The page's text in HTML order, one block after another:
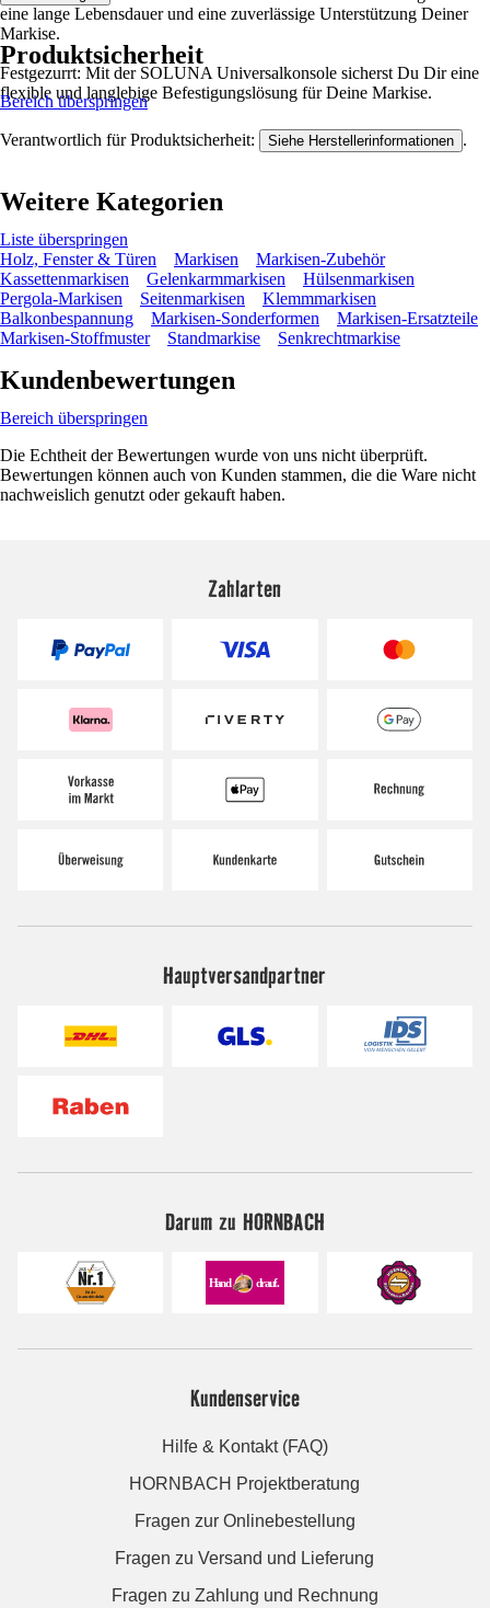
eine lange Lebensdauer und eine zuverlässige Unterstützung Deiner
Markise.
Festgezurrt: Mit der SOLUNA Universalkonsole sicherst Du Dir eine
flexible und langlebige Befestigungslösung für Deine Markise.
Produktsicherheit
Bereich überspringen
Verantwortlich für Produktsicherheit: Siehe Herstellerinformationen .
Weitere Kategorien
Liste überspringen
Holz, Fenster & Türen
Markisen
Markisen-Zubehör
Kassettenmarkisen
Gelenkarmmarkisen
Hülsenmarkisen
Pergola-Markisen
Seitenmarkisen
Klemmmarkisen
Balkonbespannung
Markisen-Sonderformen
Markisen-Ersatzteile
Markisen-Stoffmuster
Standmarkise Senkrechtmarkise
Kundenbewertungen
Bereich überspringen
Die Echtheit der Bewertungen wurde von uns nicht überprüft.
Bewertungen können auch von Kunden stammen, die die Ware nicht
nachweislich genutzt oder gekauft haben.
Zahlarten
Hauptversandpartner
Darum zu HORNBACH
Kundenservice
Hilfe & Kontakt (FAQ)
HORNBACH Projektberatung
Fragen zur Onlinebestellung
Fragen zu Versand und Lieferung
Fragen zu Zahlung und Rechnung